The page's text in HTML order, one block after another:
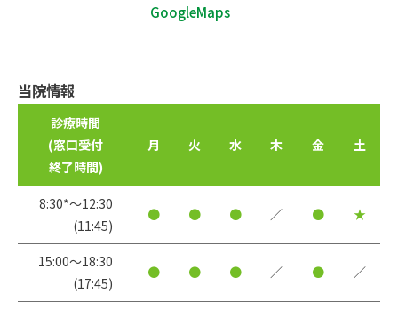
GoogleMaps
当院情報
診療時間
(窓口受付
終了時間)
月 火 水 木 金 土
8:30*〜12:30
(11:45)
● ● ● ／ ● ★
15:00〜18:30
(17:45)
● ● ● ／ ● ／